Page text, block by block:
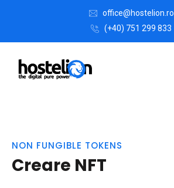
office@hostelion.ro
(+40) 751 299 833
NON FUNGIBLE TOKENS
Creare NFT